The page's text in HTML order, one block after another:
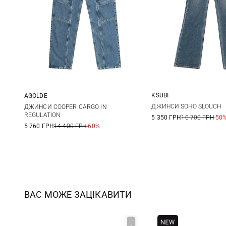
26 27 28
AGOLDE
ДЖИНСИ COOPER CARGO IN
REGULATION
5 760 ГРН14 400 ГРН-60%
24 25
KSUBI
ДЖИНСИ SOHO SLOUCH
5 350 ГРН10 700 ГРН-
ВАС МОЖЕ ЗАЦІКАВИТИ